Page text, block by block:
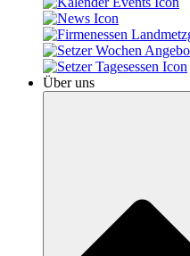
Über uns